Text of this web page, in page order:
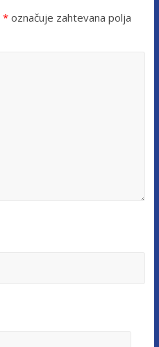
*označuje zahtevana polja